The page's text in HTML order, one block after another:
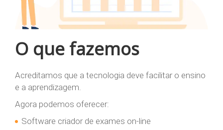
O que fazemos
Acreditamos que a tecnologia deve facilitar o ensino
e a aprendizagem.
Agora podemos oferecer:
Software criador de exames on-line